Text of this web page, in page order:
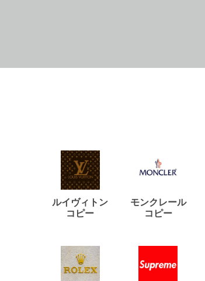
ルイヴィトン
コピー
モンクレール
コピー